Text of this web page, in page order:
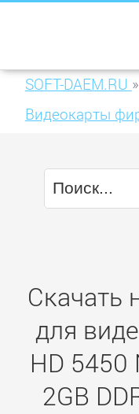
SOFT-DAEM.RU »
Видеокарты
DDR3 (CGAX-
Скачать
для
HD 5450
2GB